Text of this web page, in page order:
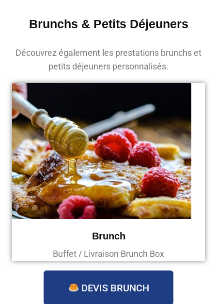
Brunchs & Petits Déjeuners
Découvrez également les prestations brunchs et
petits déjeuners personnalisés.
Brunch
Buffet / Livraison Brunch Box
DEVIS BRUNCH